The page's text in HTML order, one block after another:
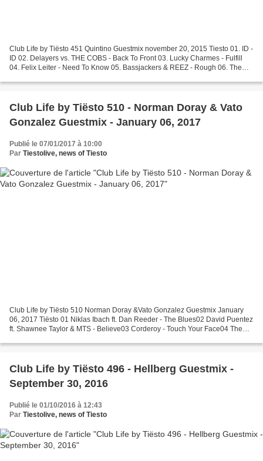
Club Life by Tiësto 451 Quintino Guestmix november 20, 2015 Tiesto 01. ID -
ID 02. Delayers vs. THE COBS - Back To Front 03. Lucky Charmes - Fulfill
04. Felix Leiter - Need To Know 05. Bassjackers & REEZ - Rough 06. The
Club Life by Tiësto 510 - Norman Doray & Vato
Gonzalez Guestmix - January 06, 2017
Publié le 07/01/2017 à 10:00
Par Tiestolive, news of Tiesto
Club Life by Tiësto 510 Norman Doray &Vato Gonzalez Guestmix January
06, 2017 Tiësto 01 Niklas Ibach ft. Dan Reeder - The Blues02 David Puentez
ft. Shawnee Taylor & MTS - Believe03 Corderoy - Touch Your Face04 The
Club Life by Tiësto 496 - Hellberg Guestmix -
September 30, 2016
Publié le 01/10/2016 à 12:43
Par Tiestolive, news of Tiesto